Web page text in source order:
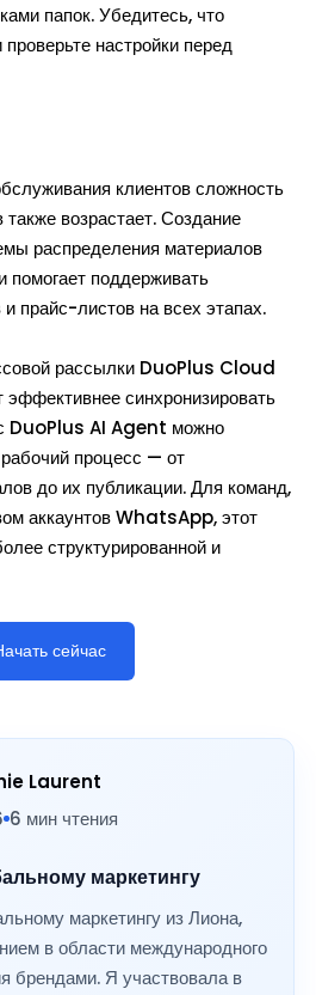
папок. Убедитесь, что
настройки перед
клиентов сложность
возрастает. Создание
распределения материалов
поддерживать
и прайс-листов на всех этапах.
рассылки DuoPlus Cloud
синхронизировать
с DuoPlus AI Agent можно
процесс — от
до их публикации. Для команд,
аккаунтов WhatsApp, этот
структурированной и
сейчас
Laurent
6 мин чтения
маркетингу
маркетингу из Лиона,
в области международного
брендами. Я участвовала в